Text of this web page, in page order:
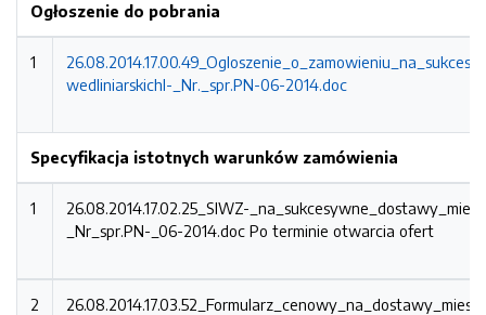
Ogłoszenie do pobrania
1
wedliniarskichl-_Nr._spr.PN-06-2014.doc
Specyfikacja istotnych warunków zamówienia
1
26.08.2014.17.02.25_SIWZ-
_Nr_spr.PN-_06-2014.doc Po terminie otwarcia ofert
2